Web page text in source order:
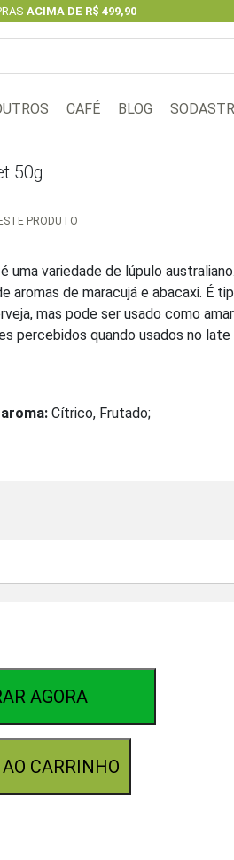
ACIMA DE R$ 499,90
CAFÉ BLOG
50g
PRODUTO
uma variedade de lúpulo
aromas de maracujá e abacaxi. É
mas pode ser usado como
percebidos quando usados no late
Cítrico, Frutado;
AGORA
CARRINHO